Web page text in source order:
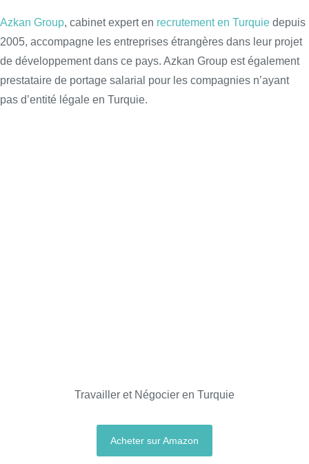
Azkan Group, cabinet expert en recrutement en Turquie depuis
2005, accompagne les entreprises étrangères dans leur projet
de développement dans ce pays. Azkan Group est également
prestataire de portage salarial pour les compagnies n’ayant
pas d’entité légale en Turquie.
Travailler et Négocier en Turquie
Acheter sur Amazon